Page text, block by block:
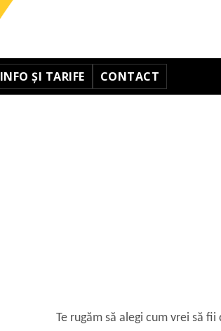
INFO ȘI TARIFE CONTACT
Te rugăm să alegi cum vrei să